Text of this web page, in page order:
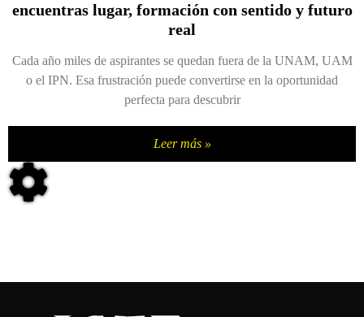
encuentras lugar, formación con sentido y futuro
real
Cada año miles de aspirantes se quedan fuera de la UNAM, UAM
o el IPN. Esa frustración puede convertirse en la oportunidad
perfecta para descubrir
Leer más »